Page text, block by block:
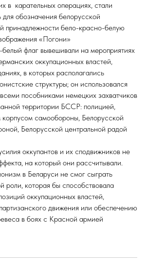
в карательных операциях, стали
для обозначения белорусской
принадлежности бело-красно-белую
«Погони»
флаг вывешивали на мероприятиях
оккупационных властей,
в которых располагались
структуры; он использовался
пособниками немецких захватчиков
территории БССР: полицией,
корпусом самообороны, Белорусской
Белорусской центральной радой
оккупантов и их сподвижников не
на который они рассчитывали.
в Беларуси не смог сыграть
роли, которая бы способствовала
оккупационных властей,
движения или обеспечению
в боях с Красной армией